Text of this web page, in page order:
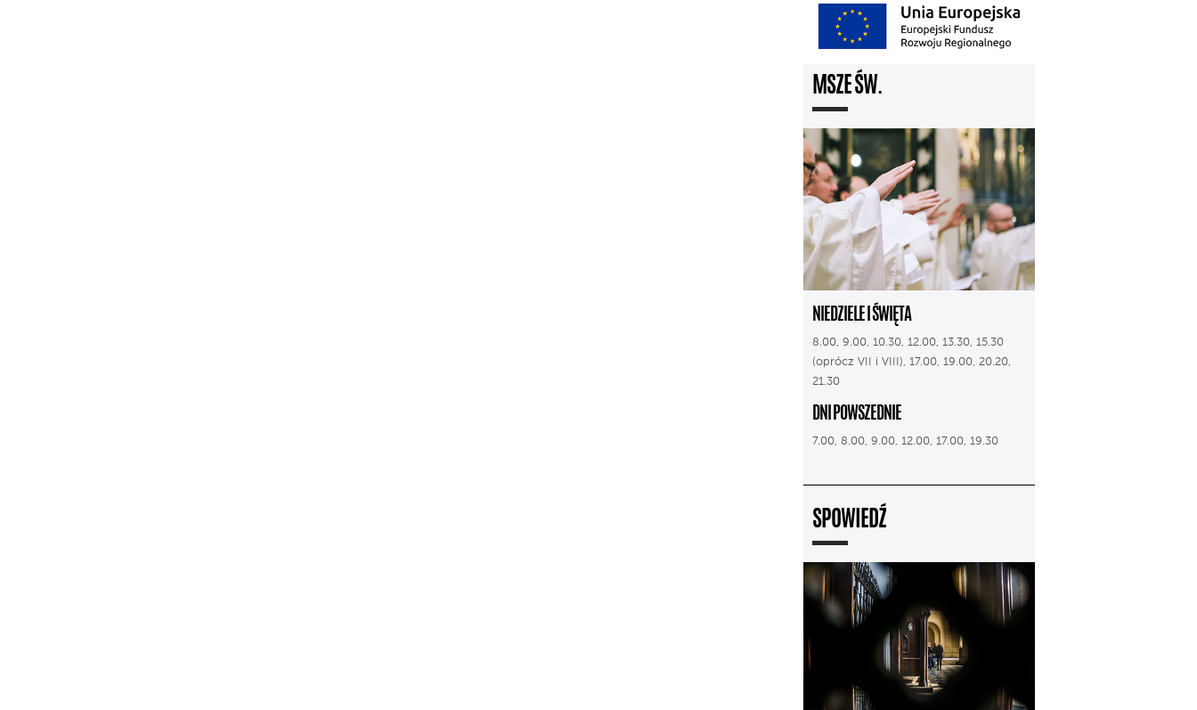
MSZE ŚW.
NIEDZIELE I ŚWIĘTA
8.00, 9.00, 10.30, 12.00, 13.30, 15.30
(oprócz VII i VIII), 17.00, 19.00, 20.20,
21.30
DNI POWSZEDNIE
7.00, 8.00, 9.00, 12.00, 17.00, 19.30
SPOWIEDŹ